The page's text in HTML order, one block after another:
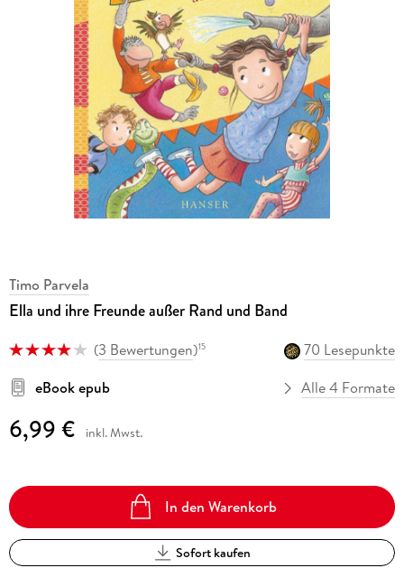
Timo Parvela
Ella und ihre Freunde außer Rand und Band
(3 Bewertungen)15
70 Lesepunkte
eBook epub
Alle 4 Formate
6,99 € inkl. Mwst.
In den Warenkorb
Sofort kaufen